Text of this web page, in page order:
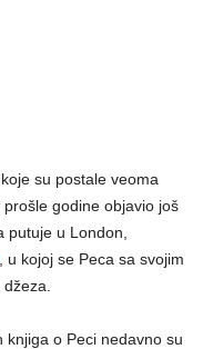
su postale veoma
prošle godine objavio još
putuje u London,
, u kojoj se Peca sa svojim
knjiga o Peci nedavno su